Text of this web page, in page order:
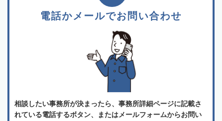
電話かメールでお問い合わせ
相談したい事務所が決まったら、事務所詳細ページに記載さ
れている電話するボタン、またはメールフォームからお問い